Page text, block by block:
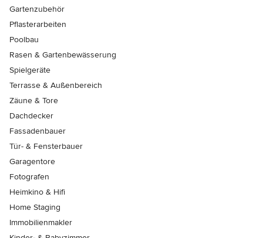
Gartenzubehör
Pflasterarbeiten
Poolbau
Rasen & Gartenbewässerung
Spielgeräte
Terrasse & Außenbereich
Zäune & Tore
Dachdecker
Fassadenbauer
Tür- & Fensterbauer
Garagentore
Fotografen
Heimkino & Hifi
Home Staging
Immobilienmakler